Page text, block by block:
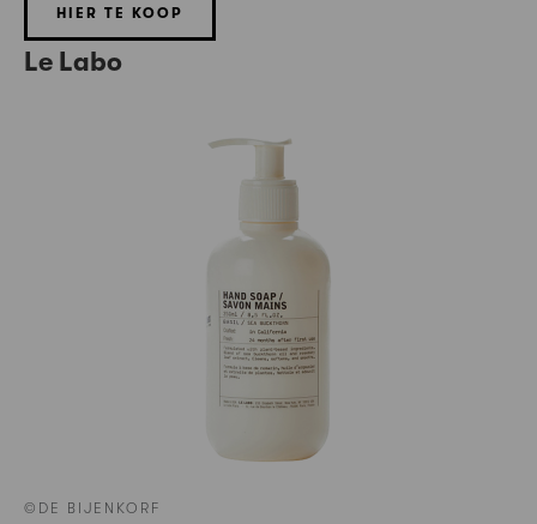
HIER TE KOOP
Le Labo
©DE BIJENKORF